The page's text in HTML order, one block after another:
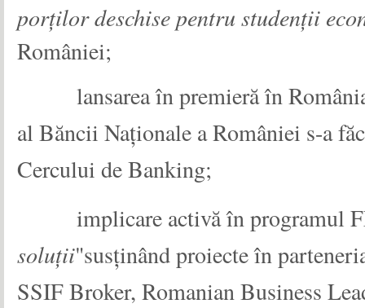
porţilor deschise pentru studenţii
României;
lansarea în premieră în
al Băncii Naționale a României s-a
Cercului de Banking;
implicare activă în programul
soluții"susținând proiecte în
SSIF Broker, Romanian Business